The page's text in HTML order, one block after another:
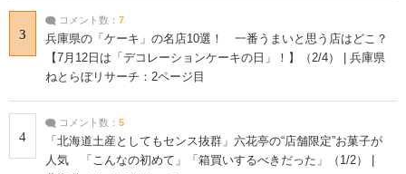
3
コメント数： 7
兵庫県の「ケーキ」の名店10選！ 一番うまいと思う店はどこ？
【7月12日は「デコレーションケーキの日」！】（2/4） | 兵庫県
ねとらぼリサーチ：2ページ目
4
コメント数： 5
「北海道土産としてもセンス抜群」六花亭の“店舗限定”お菓子が
人気 「こんなの初めて」「箱買いするべきだった」（1/2） |